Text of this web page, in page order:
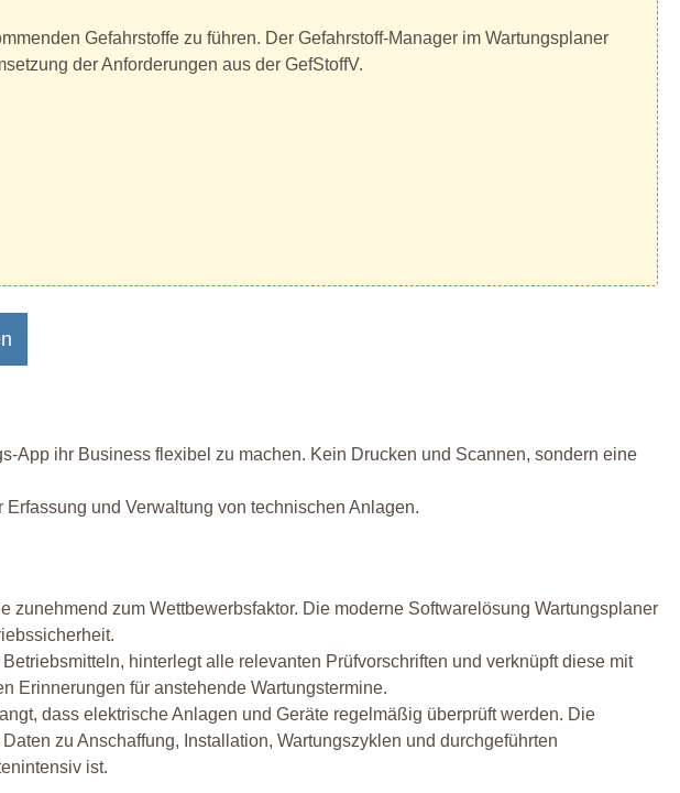
Gefahrstoffe zu führen. Der Gefahrstoff-Manager im Wartungsplaner
der Anforderungen aus der GefStoffV.
App ihr Business flexibel zu machen. Kein Drucken und Scannen, sondern eine
und Verwaltung von technischen Anlagen.
zum Wettbewerbsfaktor. Die moderne Softwarelösung Wartungsplaner
hinterlegt alle relevanten Prüfvorschriften und verknüpft diese mit
Erinnerungen für anstehende Wartungstermine.
dass elektrische Anlagen und Geräte regelmäßig überprüft werden. Die
zu Anschaffung, Installation, Wartungszyklen und durchgeführten
ist.